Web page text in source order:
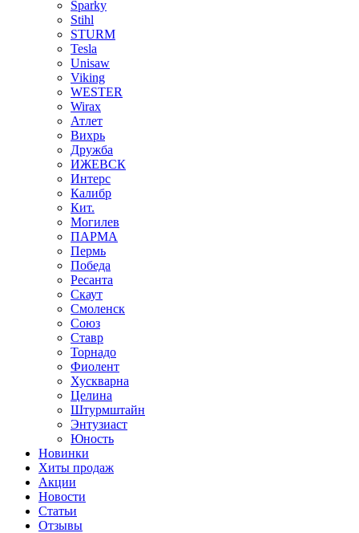
Sparky
Stihl
STURM
Tesla
Unisaw
Viking
WESTER
Wirax
Атлет
Вихрь
Дружба
ИЖЕВСК
Интерс
Калибр
Кит.
Могилев
ПАРМА
Пермь
Победа
Ресанта
Скаут
Смоленск
Союз
Ставр
Торнадо
Фиолент
Хускварна
Целина
Штурмштайн
Энтузиаст
Юность
Новинки
Хиты продаж
Акции
Новости
Статьи
Отзывы